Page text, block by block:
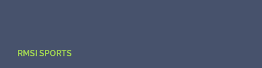
RMSI SPORTS